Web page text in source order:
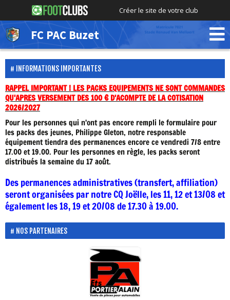
Créer le site de votre club
FC PAC Buzet
INFORMATIONS IMPORTANTES
RAPPEL IMPORTANT ! LES PACKS EQUIPEMENTS NE SONT COMMANDES
QU'APRES VERSEMENT DES 100 € D'ACOMPTE DE LA COTISATION
2026/2027
Pour les personnes qui n'ont pas encore rempli le formulaire pour
les packs des jeunes, Philippe Gleton, notre responsable
équipement tiendra des permanences encore ce vendredi 7/8 entre
17.00 et 19.00. Pour les personnes en règle, les packs seront
distribués la semaine du 17 août.
Des permanences administratives (transfert, affiliation)
seront organisées par notre CQ Joëlle, les 11, 12 et 13/08 et
également les 18, 19 et 20/08 de 17.30 à 19.00.
NOS PARTENAIRES